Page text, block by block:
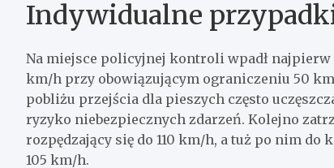
Indywidualne
Na miejsce policyjnej kontroli wpadł najpierw
km/h przy obowiązującym ograniczeniu 50
pobliżu przejścia dla pieszych często
ryzyko niebezpiecznych zdarzeń. Kolejno
rozpędzający się do 110 km/h, a tuż po nim
105 km/h.